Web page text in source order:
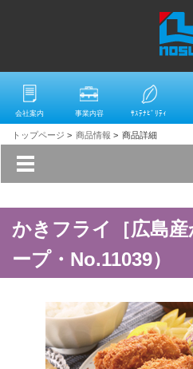
会社案内 事業内容 ｻｽﾃﾅﾋﾞﾘﾃｨ
トップページ > 商品情報 > 商品詳細
かきフライ［広島
ープ・No.11039）